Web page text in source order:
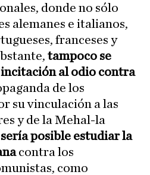
donde no sólo
alemanes e italianos,
franceses y
tampoco se
al odio contra
de los
su vinculación a las
y de la Mehal-la
posible estudiar la
contra los
como